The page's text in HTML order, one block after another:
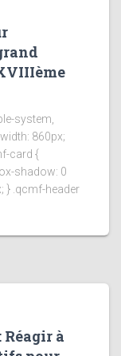
system,
860px;
card {
shadow: 0
} .qcmf-header
Réagir à